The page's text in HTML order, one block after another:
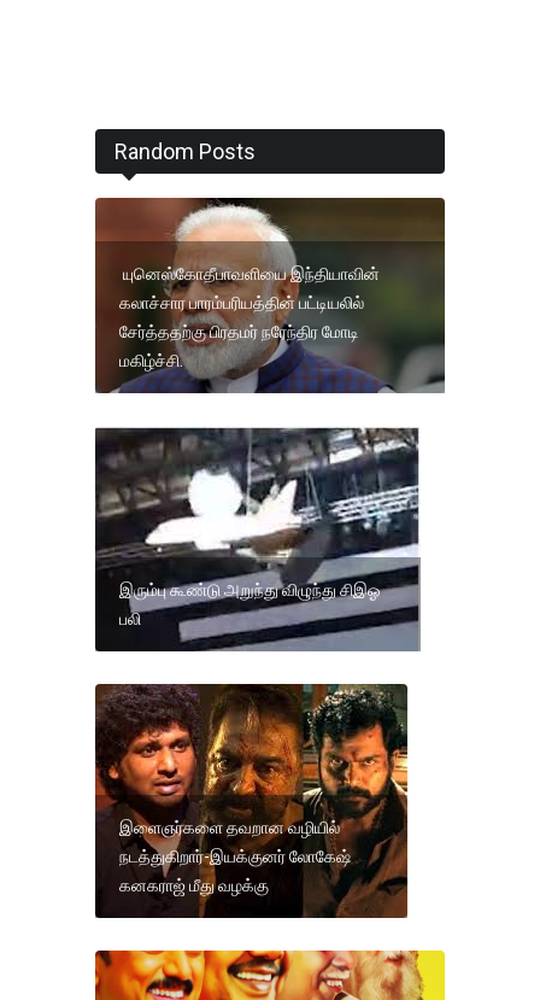
Random Posts
யுனெஸ்கோதீபாவளியை இந்தியாவின்
கலாச்சார பாரம்பரியத்தின் பட்டியலில்
சேர்த்ததற்கு பிரதமர் நரேந்திர மோடி
மகிழ்ச்சி.
இரும்பு கூண்டு அறுந்து விழுந்து சிஇஓ
பலி
இளைஞர்களை தவறான வழியில்
நடத்துகிறார்-இயக்குனர் லோகேஷ்
கனகராஜ் மீது வழக்கு